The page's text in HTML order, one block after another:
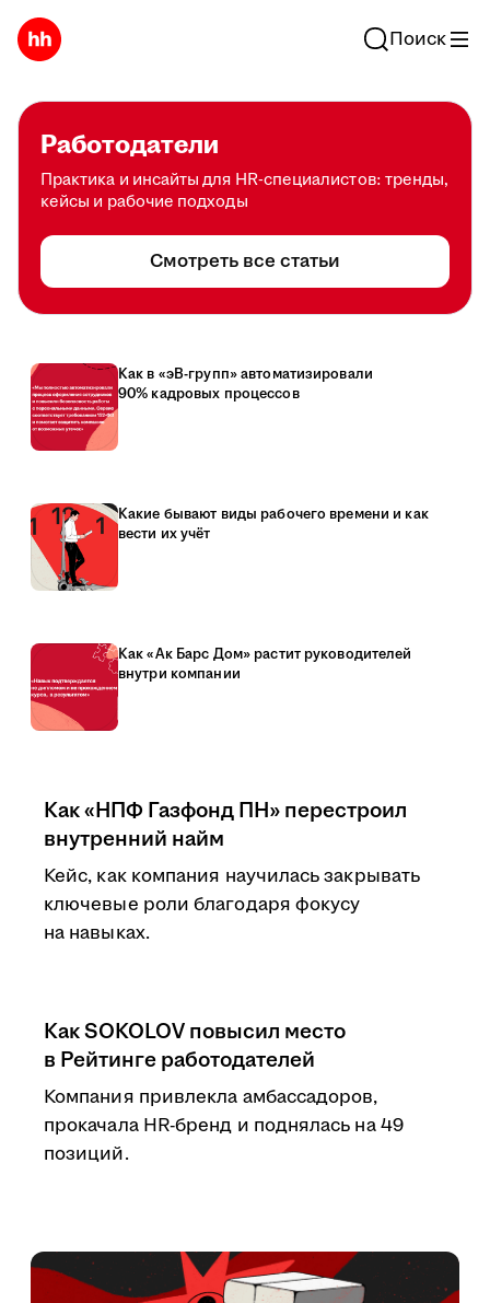
Поиск
Работодатели
Практика и инсайты для HR-специалистов: тренды,
кейсы и рабочие подходы
Смотреть все статьи
Как в «эВ-групп» автоматизировали
90% кадровых процессов
Какие бывают виды рабочего времени и как
вести их учёт
Как «Ак Барс Дом» растит руководителей
внутри компании
Как «НПФ Газфонд ПН» перестроил
внутренний найм
Кейс, как компания научилась закрывать
ключевые роли благодаря фокусу
на навыках.
Как SOKOLOV повысил место
в Рейтинге работодателей
Компания привлекла амбассадоров,
прокачала HR-бренд и поднялась на 49
позиций.